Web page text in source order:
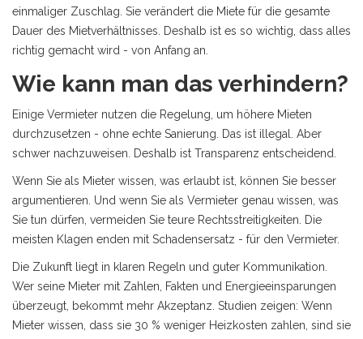
einmaliger Zuschlag. Sie verändert die Miete für die gesamte
Dauer des Mietverhältnisses. Deshalb ist es so wichtig, dass alles
richtig gemacht wird - von Anfang an.
Wie kann man das verhindern?
Einige Vermieter nutzen die Regelung, um höhere Mieten
durchzusetzen - ohne echte Sanierung. Das ist illegal. Aber
schwer nachzuweisen. Deshalb ist Transparenz entscheidend.
Wenn Sie als Mieter wissen, was erlaubt ist, können Sie besser
argumentieren. Und wenn Sie als Vermieter genau wissen, was
Sie tun dürfen, vermeiden Sie teure Rechtsstreitigkeiten. Die
meisten Klagen enden mit Schadensersatz - für den Vermieter.
Die Zukunft liegt in klaren Regeln und guter Kommunikation.
Wer seine Mieter mit Zahlen, Fakten und Energieeinsparungen
überzeugt, bekommt mehr Akzeptanz. Studien zeigen: Wenn
Mieter wissen, dass sie 30 % weniger Heizkosten zahlen, sind sie